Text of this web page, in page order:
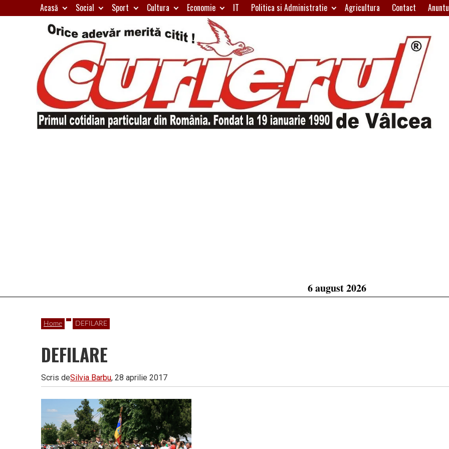
to
Acasă Social Sport Cultura Economie IT Politica si Administratie Agricultura Contact
6 august 2026
Home DEFILARE
DEFILARE
Scris deSilvia Barbu, 28 aprilie 2017